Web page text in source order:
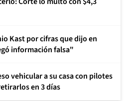
Kast por cifras que dijo en
información falsa"
vehicular a su casa con pilotes
en 3 días